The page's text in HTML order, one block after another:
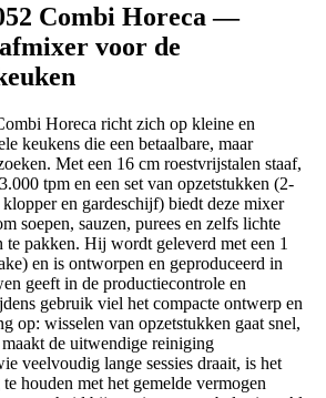
Combi Horeca —
voor de
Horeca richt zich op kleine en
keukens die een betaalbare, maar
Met een 16 cm roestvrijstalen staaf,
tpm en een set van opzetstukken (2-
en gardeschijf) biedt deze mixer
soepen, sauzen, purees en zelfs lichte
te pakken. Hij wordt geleverd met een 1
en is ontworpen en geproduceerd in
geeft in de productiecontrole en
gebruik viel het compacte ontwerp en
op: wisselen van opzetstukken gaat snel,
maakt de uitwendige reiniging
veelvoudig lange sessies draait, is het
houden met het gemelde vermogen